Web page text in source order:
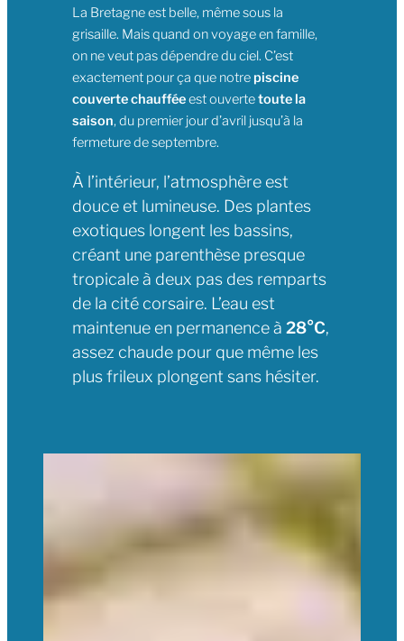
La Bretagne est belle, même sous la
grisaille. Mais quand on voyage en famille,
on ne veut pas dépendre du ciel. C’est
exactement pour ça que notre piscine
couverte chaufféeest ouvertetoute la
saison, du premier jour d’avril jusqu’à la
fermeture de septembre.
À l’intérieur, l’atmosphère est
douce et lumineuse. Des plantes
exotiques longent les bassins,
créant une parenthèse presque
tropicale à deux pas des remparts
de la cité corsaire. L’eau est
maintenue en permanence à 28°C,
assez chaude pour que même les
plus frileux plongent sans hésiter.